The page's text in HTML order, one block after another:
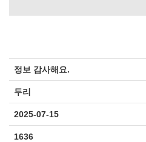
정보 감사해요.
두리
2025-07-15
1636